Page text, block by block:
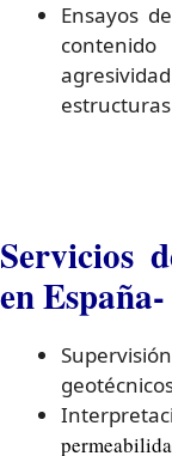
Ensayos
Servicios
en